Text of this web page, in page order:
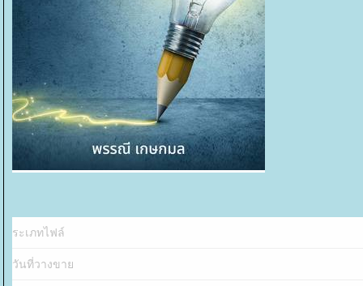
ระเภทไฟล์
วันที่วางขา